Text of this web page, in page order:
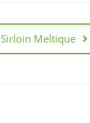
Sirloin Meltique